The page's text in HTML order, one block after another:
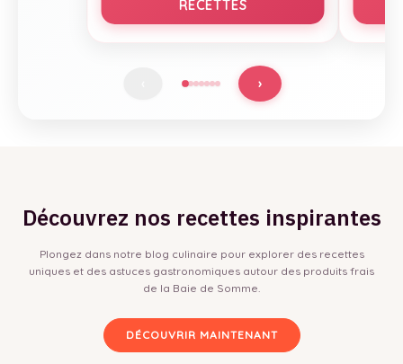
RECETTES
›
Découvrez nos recettes inspirantes
Plongez dans notre blog culinaire pour explorer des recettes
uniques et des astuces gastronomiques autour des produits frais
de la Baie de Somme.
DÉCOUVRIR MAINTENANT